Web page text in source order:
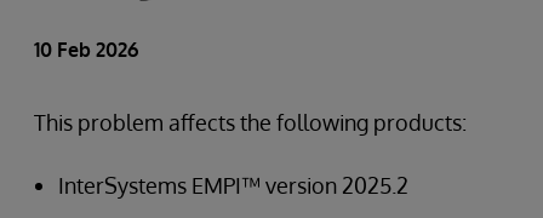
10 Feb 2026
This problem affects the following products:
InterSystems EMPI™ version 2025.2